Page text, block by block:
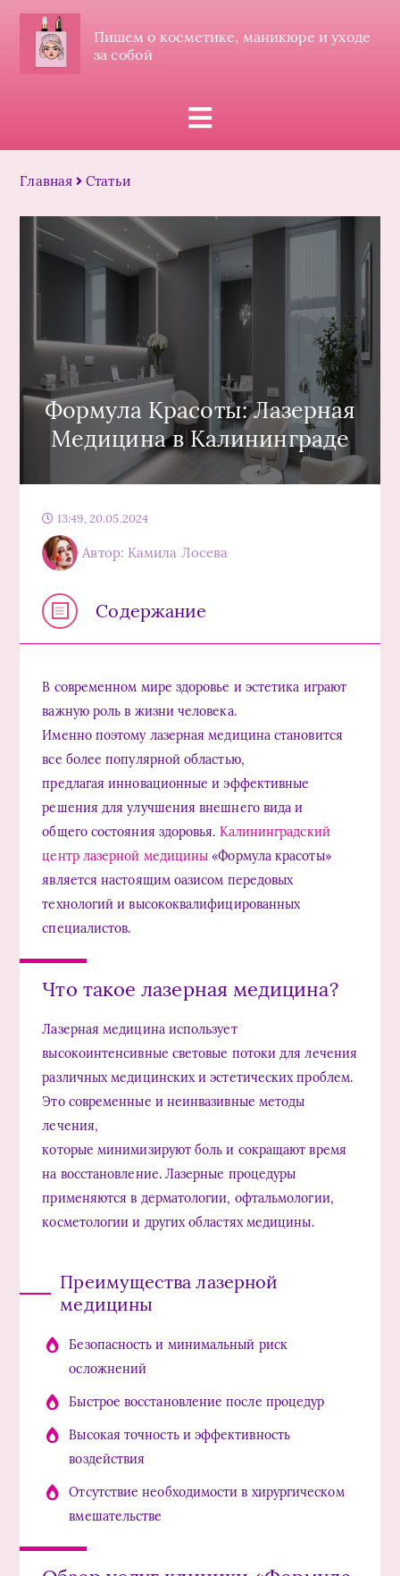
Пишем о косметике, маникюре и уходе
за собой
Главная Статьи
Формула Красоты: Лазерная
Медицина в Калининграде
13:49, 20.05.2024
Автор: Камила Лосева
Содержание
В современном мире здоровье и эстетика играют
важную роль в жизни человека.
Именно поэтому лазерная медицина становится
все более популярной областью,
предлагая инновационные и эффективные
решения для улучшения внешнего вида и
общего состояния здоровья. Калининградский
центр лазерной медицины «Формула красоты»
является настоящим оазисом передовых
технологий и высококвалифицированных
специалистов.
Что такое лазерная медицина?
Лазерная медицина использует
высокоинтенсивные световые потоки для лечения
различных медицинских и эстетических проблем.
Это современные и неинвазивные методы
лечения,
которые минимизируют боль и сокращают время
на восстановление. Лазерные процедуры
применяются в дерматологии, офтальмологии,
косметологии и других областях медицины.
Преимущества лазерной
медицины
Безопасность и минимальный риск
осложнений
Быстрое восстановление после процедур
Высокая точность и эффективность
воздействия
Отсутствие необходимости в хирургическом
вмешательстве